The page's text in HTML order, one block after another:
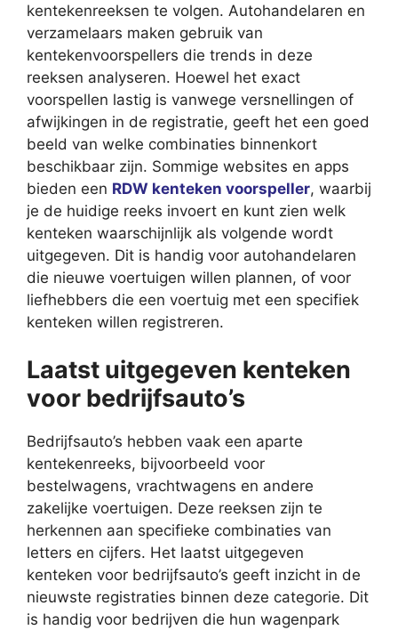
kentekenreeksen te volgen. Autohandelaren en
verzamelaars maken gebruik van
kentekenvoorspellers die trends in deze
reeksen analyseren. Hoewel het exact
voorspellen lastig is vanwege versnellingen of
afwijkingen in de registratie, geeft het een goed
beeld van welke combinaties binnenkort
beschikbaar zijn. Sommige websites en apps
bieden een RDW kenteken voorspeller, waarbij
je de huidige reeks invoert en kunt zien welk
kenteken waarschijnlijk als volgende wordt
uitgegeven. Dit is handig voor autohandelaren
die nieuwe voertuigen willen plannen, of voor
liefhebbers die een voertuig met een specifiek
kenteken willen registreren.
Laatst uitgegeven kenteken
voor bedrijfsauto’s
Bedrijfsauto’s hebben vaak een aparte
kentekenreeks, bijvoorbeeld voor
bestelwagens, vrachtwagens en andere
zakelijke voertuigen. Deze reeksen zijn te
herkennen aan specifieke combinaties van
letters en cijfers. Het laatst uitgegeven
kenteken voor bedrijfsauto’s geeft inzicht in de
nieuwste registraties binnen deze categorie. Dit
is handig voor bedrijven die hun wagenpark